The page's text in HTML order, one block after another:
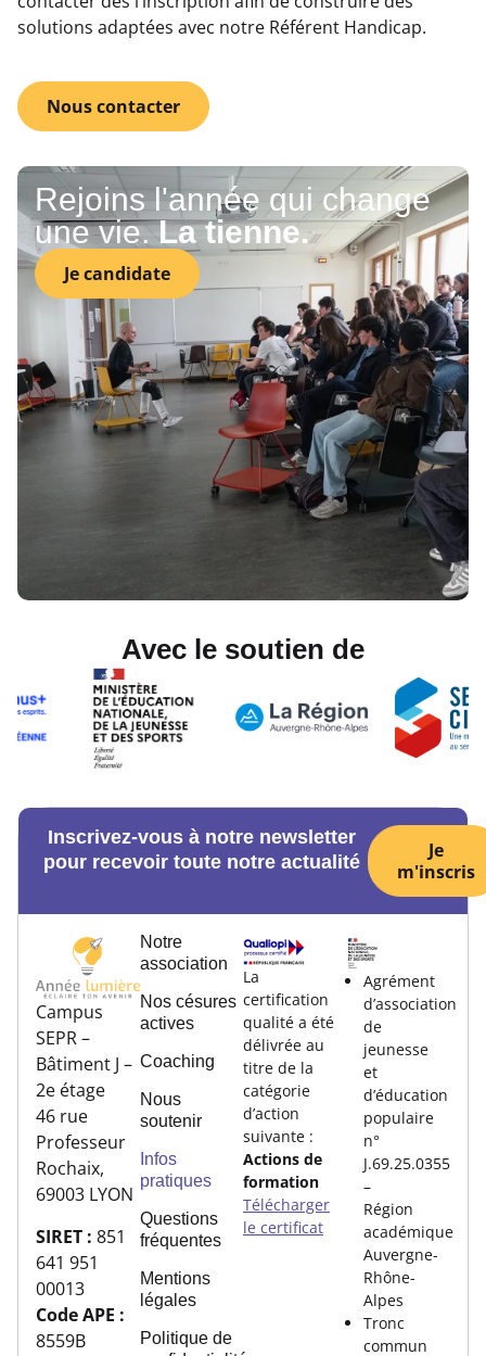
solutions adaptées avec notre Référent Handicap.
Nous contacter
Rejoins l'année qui change
une vie.La tienne.
Je candidate
Avec le soutien de
Inscrivez-vous à notre newsletter
pour recevoir toute notre actualité
Je
m'inscris
Campus
SEPR –
Bâtiment J –
2e étage
46 rue
Professeur
Rochaix,
69003 LYON
SIRET : 851
641 951
00013
Code APE :
8559B
Notre
association
Nos césures
actives
Coaching
Nous
soutenir
Infos
pratiques
Questions
fréquentes
Mentions
légales
Politique de
La
certification
qualité a été
délivrée au
titre de la
catégorie
d’action
suivante :
Actions de
formation
Télécharger
le certificat
Agrément
d’association
de
jeunesse
et
d’éducation
populaire
n°
J.69.25.0355
–
Région
académique
Auvergne-
Rhône-
Alpes
Tronc
commun